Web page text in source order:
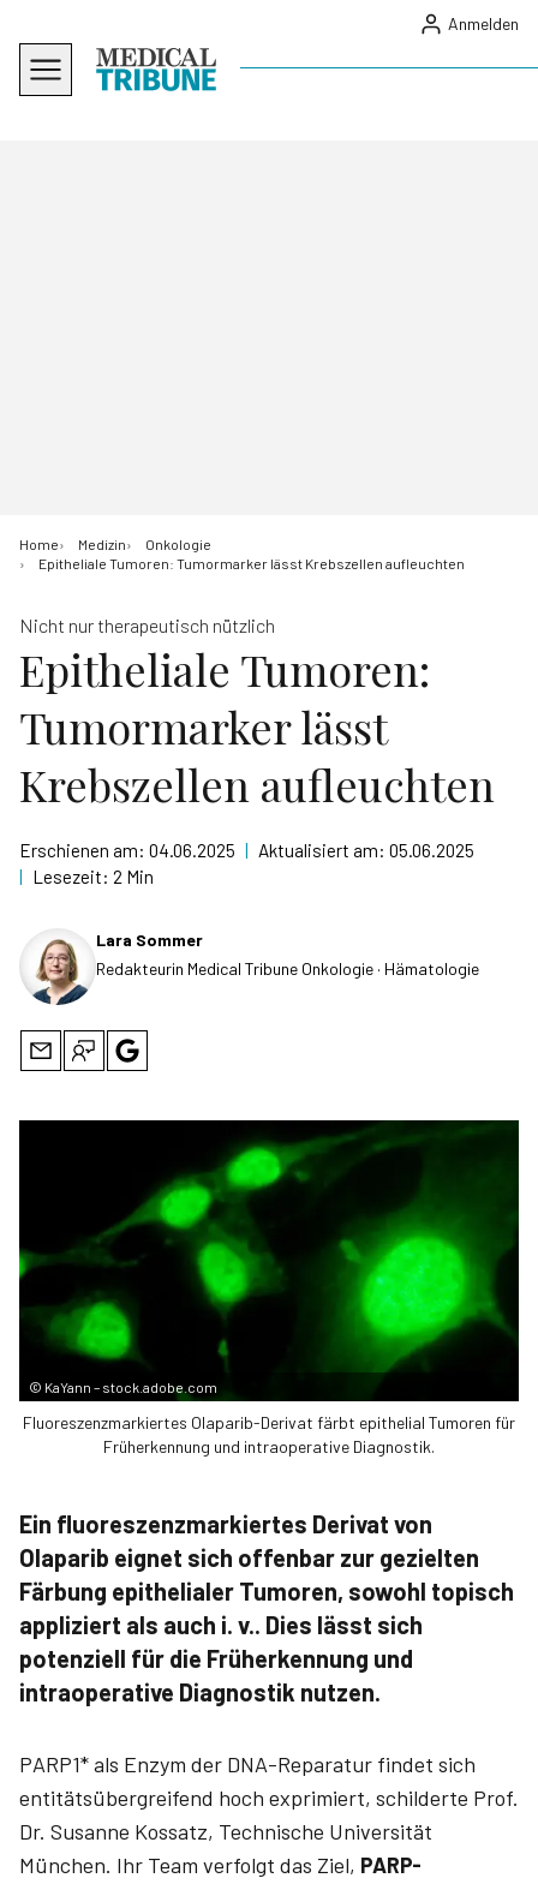
Anmelden
Home Medizin
Onkologie
Epitheliale Tumoren: Tumormarker lässt Krebszellen aufleuchten
Nicht nur therapeutisch nützlich
Epitheliale Tumoren:
Tumormarker lässt
Krebszellen aufleuchten
Erschienen am: 04.06.2025 | Aktualisiert am: 05.06.2025
| Lesezeit: 2 Min
Lara Sommer
Redakteurin Medical Tribune Onkologie · Hämatologie
© KaYann – stock.adobe.com
Fluoreszenzmarkiertes Olaparib-Derivat färbt epithelial Tumoren für
Früherkennung und intraoperative Diagnostik.
Ein fluoreszenzmarkiertes Derivat von
Olaparib eignet sich offenbar zur gezielten
Färbung epithelialer Tumoren, sowohl topisch
appliziert als auch i. v.. Dies lässt sich
potenziell für die Früherkennung und
intraoperative Diagnostik nutzen.
PARP1* als Enzym der DNA-Reparatur findet sich
entitätsübergreifend hoch exprimiert, schilderte Prof.
Dr. Susanne Kossatz, Technische Universität
München. Ihr Team verfolgt das Ziel, PARP-